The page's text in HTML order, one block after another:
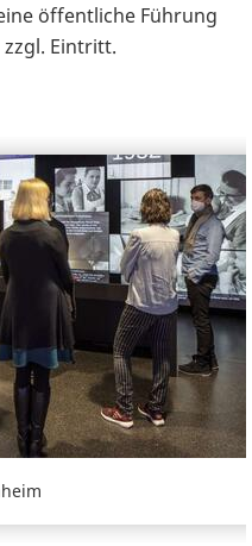
öffentliche Führung
zzgl. Eintritt.